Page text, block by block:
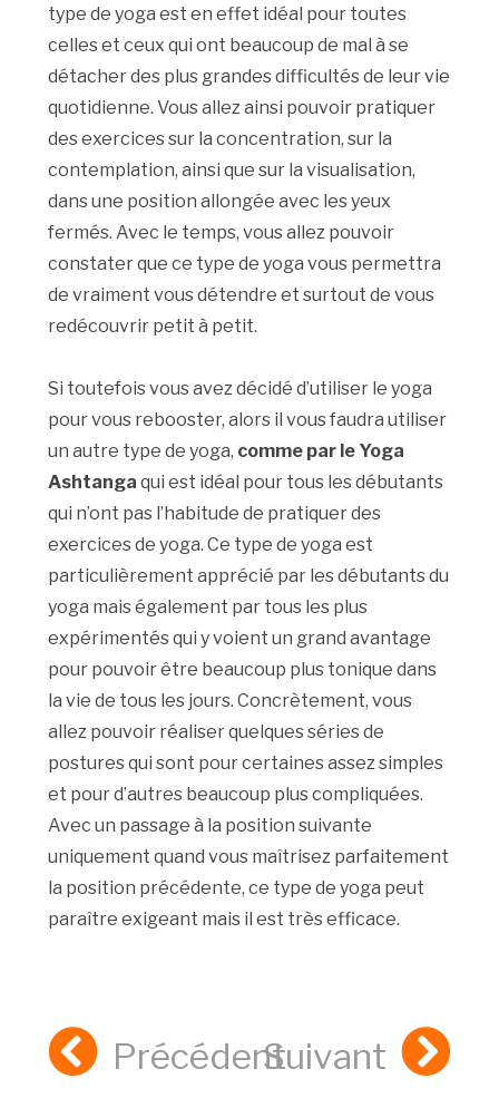
type de yoga est en effet idéal pour toutes
celles et ceux qui ont beaucoup de mal à se
détacher des plus grandes difficultés de leur vie
quotidienne. Vous allez ainsi pouvoir pratiquer
des exercices sur la concentration, sur la
contemplation, ainsi que sur la visualisation,
dans une position allongée avec les yeux
fermés. Avec le temps, vous allez pouvoir
constater que ce type de yoga vous permettra
de vraiment vous détendre et surtout de vous
redécouvrir petit à petit.
Si toutefois vous avez décidé d’utiliser le yoga
pour vous rebooster, alors il vous faudra utiliser
un autre type de yoga, comme par le Yoga
Ashtanga qui est idéal pour tous les débutants
qui n’ont pas l’habitude de pratiquer des
exercices de yoga. Ce type de yoga est
particulièrement apprécié par les débutants du
yoga mais également par tous les plus
expérimentés qui y voient un grand avantage
pour pouvoir être beaucoup plus tonique dans
la vie de tous les jours. Concrètement, vous
allez pouvoir réaliser quelques séries de
postures qui sont pour certaines assez simples
et pour d’autres beaucoup plus compliquées.
Avec un passage à la position suivante
uniquement quand vous maîtrisez parfaitement
la position précédente, ce type de yoga peut
paraître exigeant mais il est très efficace.
PrécédentSuivant